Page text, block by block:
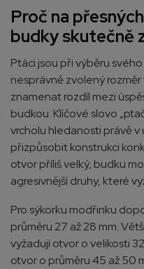
Proč na
budky skutečně
Ptáci jsou při výběru
nesprávně zvolený
znamenat rozdíl mezi
budkou. Klíčové slovo
vrcholu hledanosti právě v
přizpůsobit konstrukci
otvor příliš velký, budku
agresivnější druhy, které
Pro sýkorku modřinku
průměru 27 až 28 mm.
vyžadují otvor o velikosti
otvor o průměru 45 až 50